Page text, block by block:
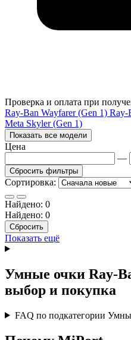
Проверка и оплата при
Ray-Ban Wayfarer (Gen 1) Ray-
Meta Skyler (Gen 1)
Показать все модели
Цена
—
Сбросить фильтры
Сортировка:
Найдено: 0
Найдено: 0
Сбросить
Показать ещё
Умные очки Ray-
выбор и покупка
FAQ по подкатегории